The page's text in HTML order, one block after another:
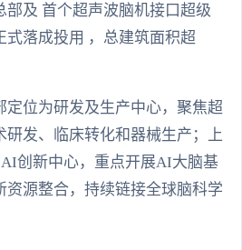
部及 首个超声波脑机接口超级
式落成投用 ，总建筑面积超
定位为研发及生产中心，聚焦超
研发、临床转化和器械生产；上
创新中心，重点开展AI大脑基
资源整合，持续链接全球脑科学